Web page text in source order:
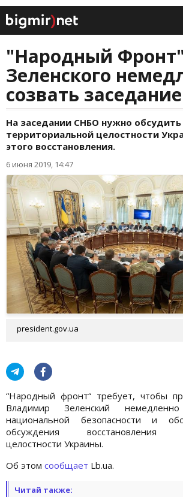
"Народный
Зеленского
созвать
На заседании СНБО нужно обсудить
территориальной целостности
этого восстановления.
6 июня 2019, 14:47
president.gov.ua
“Народный фронт“ требует, чтобы
Владимир Зеленский
национальной безопасности и
обсуждения восстановления
целостности Украины.
Об этом сообщает Lb.ua.
Читай также: